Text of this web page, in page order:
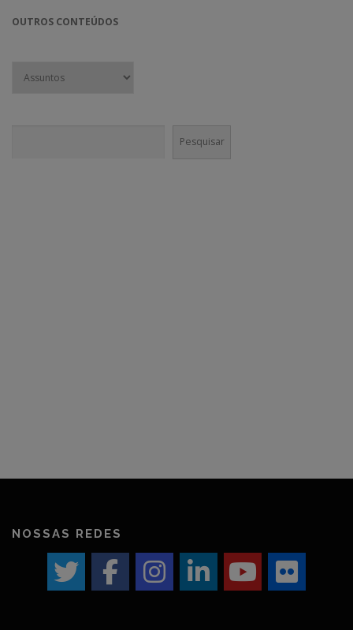
OUTROS CONTEÚDOS
Pesquisar
NOSSAS REDES